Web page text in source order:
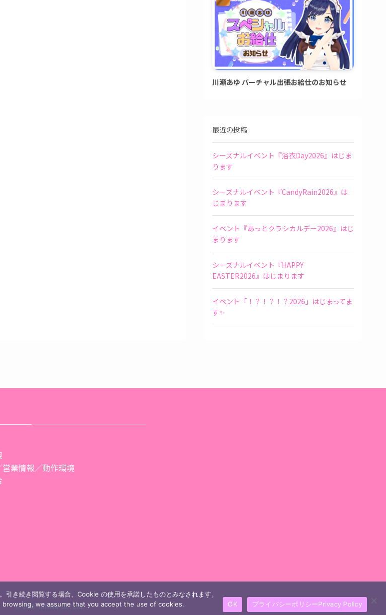
川瀬あゆ バーチャル出張お給仕のお知らせ
最近の投稿
シーズナルイベント『浴衣Day2026』はじま
ります
シーズナルイベント『CandyRain2026』は
じまります
イベント『あっとクラシカルデー2026』はじ
まります
シーズナルイベント『HAPPY
EASTER2026』はじまります
イベント「！？！？！？2026」はじまってま
す✨
営業情報／動作環境
©2023 Infinia Co.,Ltd.
き続き閲覧する場合、Cookie の使用を承諾したものとみなされます。
we assume that you accept the use of cookies.
OK プライバシーポリシーPrivacy Policy